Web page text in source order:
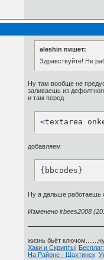
aleshin пишет:
Здравствуйте! Не
Ну там вообще не
заливаешь из
и там перед
<textarea
добавляем
{bbcodes}
Ну а дальше работаешь
Изменено irbees2008
жизнь бьёт
Хаки и Скрипты|
На Районе - Шахтинск